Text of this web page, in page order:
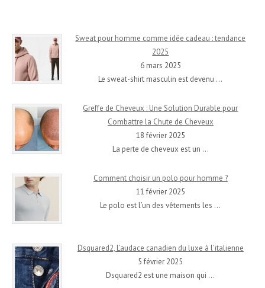
Sweat pour homme comme idée cadeau : tendance
2025
6 mars 2025
Le sweat-shirt masculin est devenu …
Greffe de Cheveux : Une Solution Durable pour
Combattre la Chute de Cheveux
18 février 2025
La perte de cheveux est un …
Comment choisir un polo pour homme ?
11 février 2025
Le polo est l’un des vêtements les …
Dsquared2, L’audace canadien du luxe à l’italienne
5 février 2025
Dsquared2 est une maison qui …